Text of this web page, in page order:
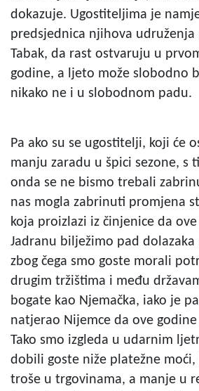
dokazuje. Ugostiteljima je
predsjednica njihova udruženja
Tabak, da rast ostvaruju u
godine, a ljeto može slobodno
nikako ne i u slobodnom padu.
Pa ako su se ugostitelji, koji će
manju zaradu u špici sezone, s
onda se ne bismo trebali
nas mogla zabrinuti promjena
koja proizlazi iz činjenice da
Jadranu bilježimo pad
zbog čega smo goste morali
drugim tržištima i među
bogate kao Njemačka, iako je
natjerao Nijemce da ove
Tako smo izgleda u udarnim
dobili goste niže platežne moći,
troše u trgovinama, a manje u